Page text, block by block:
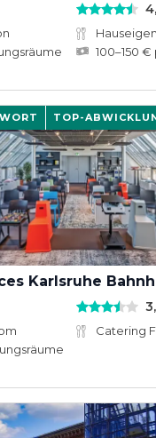
100–150
TOP-
Karlsruhe
Catering